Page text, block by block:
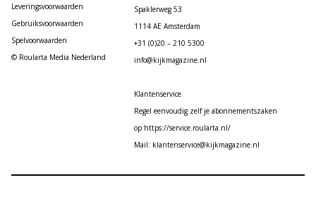
Leveringsvoorwaarden
Gebruiksvoorwaarden
Spelvoorwaarden
© Roularta Media Nederland
Spaklerweg 53
1114 AE Amsterdam
+31 (0)20 – 210 5300
info@kijkmagazine.nl
Klantenservice
Regel eenvoudig zelf je abonnementszaken
op https://service.roularta.nl/
Mail: klantenservice@kijkmagazine.nl